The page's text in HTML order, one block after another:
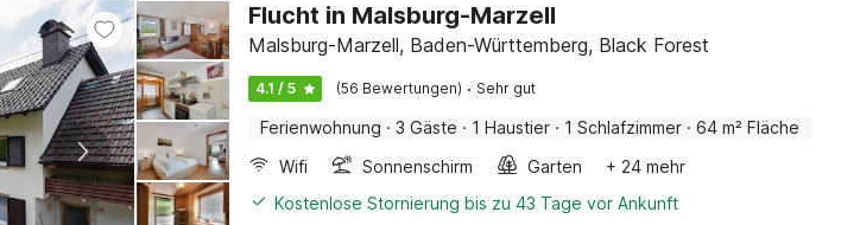
Flucht in Malsburg-Marzell
Malsburg-Marzell, Baden-Württemberg, Black Forest
4.1 / 5 (56 Bewertungen) · Sehr gut
Ferienwohnung · 3 Gäste · 1 Haustier · 1 Schlafzimmer · 64 m² Fläche
Wifi
Sonnenschirm Garten
+ 24 mehr
Kostenlose Stornierung bis zu 43 Tage vor Ankunft